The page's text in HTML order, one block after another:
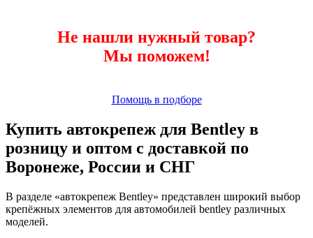
Не нашли нужный товар?
Мы поможем!
Помощь в подборе
Купить автокрепеж для Bentley в
розницу и оптом с доставкой по
Воронеже, России и СНГ
В разделе «автокрепеж Bentley» представлен широкий выбор
крепёжных элементов для автомобилей bentley различных
моделей.